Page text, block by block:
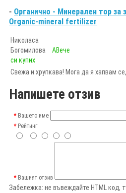
- Органично - Минерален тор за
Organic-mineral fertilizer
Николаса
Богомилова
AВече
си купих
Свежа и хрупкава! Мога да я хапвам
Напишете отзив
Вашето име
Рейтинг
Вашият отзив
Забележка: не въвеждайте HTML код,